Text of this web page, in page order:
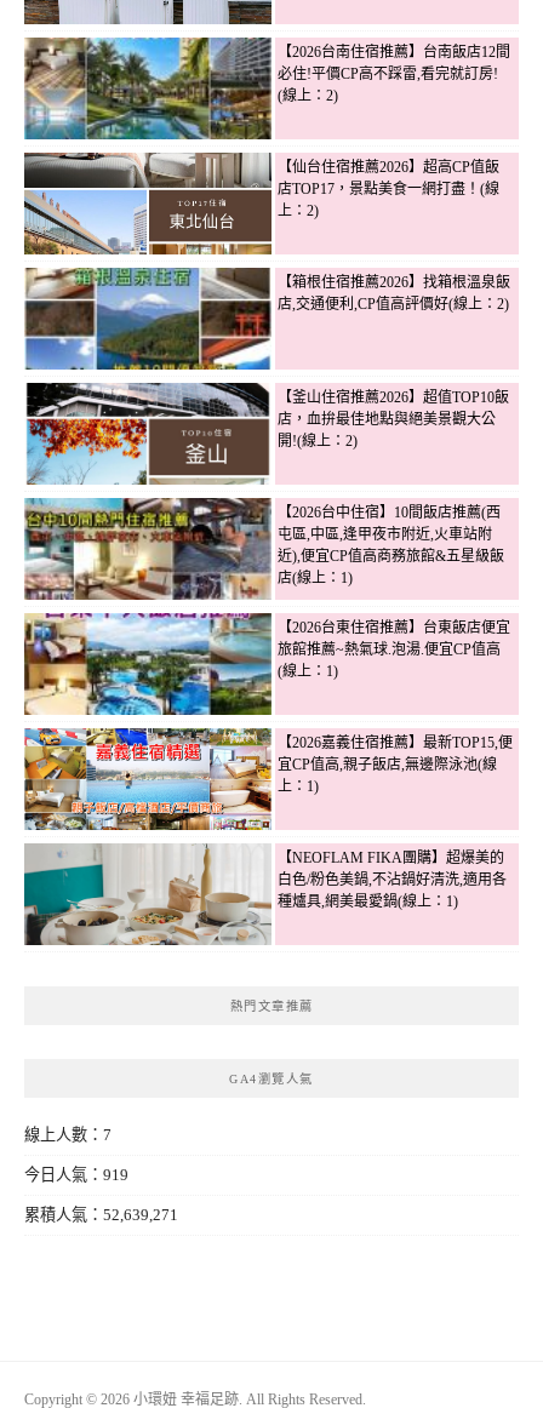
【2026台南住宿推薦】台南飯店12間
必住!平價CP高不踩雷,看完就訂房!
(線上：2)
【仙台住宿推薦2026】超高CP值飯
店TOP17，景點美食一網打盡！(線
上：2)
【箱根住宿推薦2026】找箱根溫泉飯
店,交通便利,CP值高評價好(線上：2)
【釜山住宿推薦2026】超值TOP10飯
店，血拚最佳地點與絕美景觀大公
開!(線上：2)
【2026台中住宿】10間飯店推薦(西
屯區,中區,逢甲夜市附近,火車站附
近),便宜CP值高商務旅館&五星級飯
店(線上：1)
【2026台東住宿推薦】台東飯店便宜
旅館推薦~熱氣球.泡湯.便宜CP值高
(線上：1)
【2026嘉義住宿推薦】最新TOP15,便
宜CP值高,親子飯店,無邊際泳池(線
上：1)
【NEOFLAM FIKA團購】超爆美的
白色/粉色美鍋,不沾鍋好清洗,適用各
種爐具,網美最愛鍋(線上：1)
熱門文章推薦
GA4瀏覽人氣
線上人數：7
今日人氣：919
累積人氣：52,639,271
Copyright © 2026 小環妞 幸福足跡. All Rights Reserved.